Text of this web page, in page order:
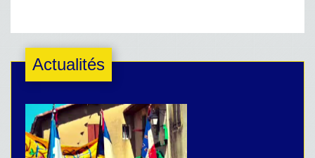
Actualités